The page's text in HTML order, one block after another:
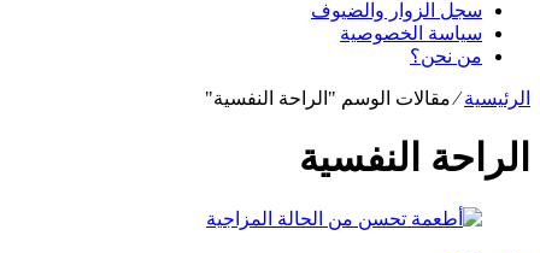
سجل الزوار والضيوف
سياسة الخصوصية
من نحن؟
الرئيسية⁄مقالات الوسم "الراحة النفسية"
الراحة النفسية